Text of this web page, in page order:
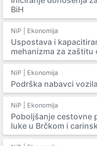
BiH
NiP | Ekonomija
Uspostava i
mehanizma za zaštitu
NiP | Ekonomija
Podrška nabavci
NiP | Ekonomija
Poboljšanje cestovne
luke u Brčkom i